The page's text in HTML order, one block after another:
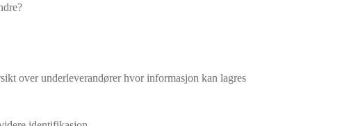
over underleverandører hvor informasjon kan lagres